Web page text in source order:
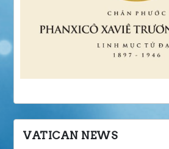
VATICAN NEWS